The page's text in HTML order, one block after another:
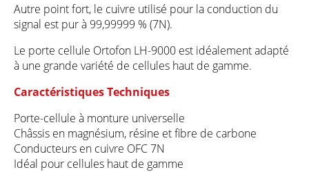
Autre point fort, le cuivre utilisé pour la conduction du
signal est pur à 99,99999 % (7N).
Le porte cellule Ortofon LH-9000 est idéalement adapté
à une grande variété de cellules haut de gamme.
Caractéristiques Techniques
Porte-cellule à monture universelle
Châssis en magnésium, résine et fibre de carbone
Conducteurs en cuivre OFC 7N
Idéal pour cellules haut de gamme